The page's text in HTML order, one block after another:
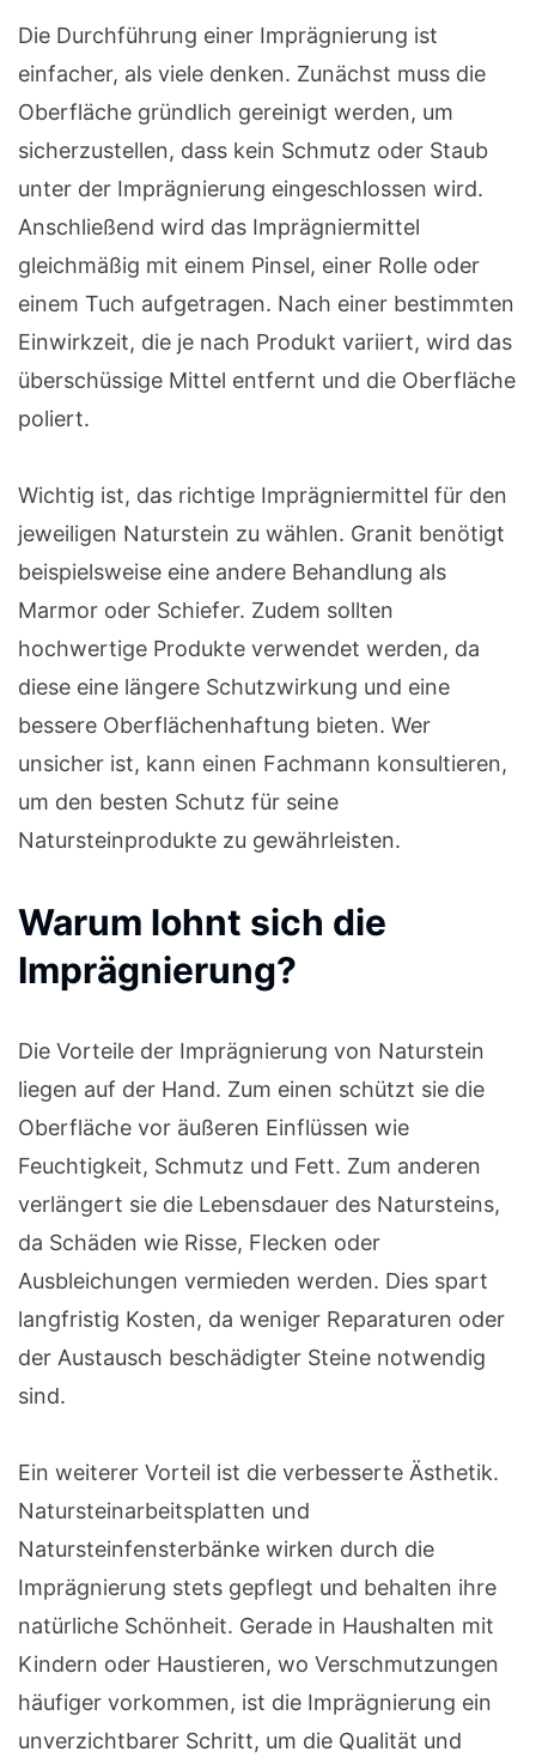
Die Durchführung einer Imprägnierung ist
einfacher, als viele denken. Zunächst muss die
Oberfläche gründlich gereinigt werden, um
sicherzustellen, dass kein Schmutz oder Staub
unter der Imprägnierung eingeschlossen wird.
Anschließend wird das Imprägniermittel
gleichmäßig mit einem Pinsel, einer Rolle oder
einem Tuch aufgetragen. Nach einer bestimmten
Einwirkzeit, die je nach Produkt variiert, wird das
überschüssige Mittel entfernt und die Oberfläche
poliert.
Wichtig ist, das richtige Imprägniermittel für den
jeweiligen Naturstein zu wählen. Granit benötigt
beispielsweise eine andere Behandlung als
Marmor oder Schiefer. Zudem sollten
hochwertige Produkte verwendet werden, da
diese eine längere Schutzwirkung und eine
bessere Oberflächenhaftung bieten. Wer
unsicher ist, kann einen Fachmann konsultieren,
um den besten Schutz für seine
Natursteinprodukte zu gewährleisten.
Warum lohnt sich die
Imprägnierung?
Die Vorteile der Imprägnierung von Naturstein
liegen auf der Hand. Zum einen schützt sie die
Oberfläche vor äußeren Einflüssen wie
Feuchtigkeit, Schmutz und Fett. Zum anderen
verlängert sie die Lebensdauer des Natursteins,
da Schäden wie Risse, Flecken oder
Ausbleichungen vermieden werden. Dies spart
langfristig Kosten, da weniger Reparaturen oder
der Austausch beschädigter Steine notwendig
sind.
Ein weiterer Vorteil ist die verbesserte Ästhetik.
Natursteinarbeitsplatten und
Natursteinfensterbänke wirken durch die
Imprägnierung stets gepflegt und behalten ihre
natürliche Schönheit. Gerade in Haushalten mit
Kindern oder Haustieren, wo Verschmutzungen
häufiger vorkommen, ist die Imprägnierung ein
unverzichtbarer Schritt, um die Qualität und